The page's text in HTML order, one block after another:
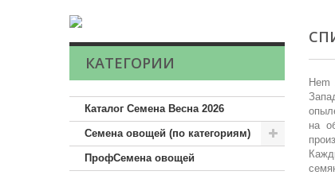
КАТЕГОРИИ
Каталог Семена Весна 2026
Семена овощей (по категориям)
ПрофСемена овощей
на